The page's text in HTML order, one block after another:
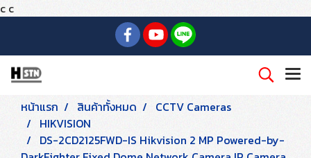
c c
หน้าแรก สินค้าทั้งหมด
CCTV Cameras
HIKVISION
DS-2CD2125FWD-IS Hikvision 2 MP Powered-by-